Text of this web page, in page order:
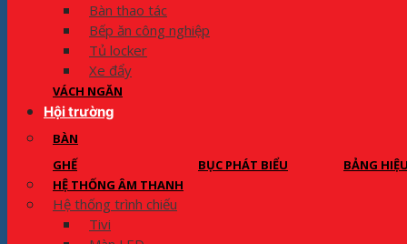
Bàn thao tác
Bếp ăn công nghiệp
Tủ locker
Xe đẩy
VÁCH NGĂN
Hội trường
BÀN
GHẾ
BỤC PHÁT BIỂU
BẢNG
HỆ THỐNG ÂM THANH
Hệ thống trình chiếu
Tivi